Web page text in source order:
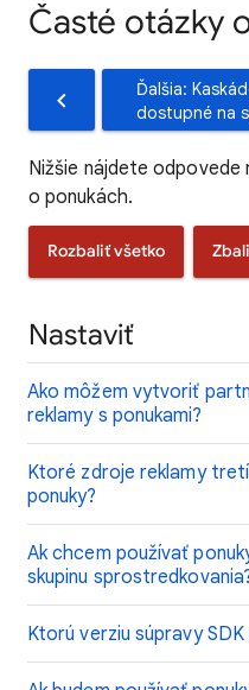
Časté otázky
Ďalšia:
dostupné na
Nižšie nájdete
o ponukách.
Rozbaliť všetko
Nastaviť
Ako môžem vytvoriť
reklamy s ponukami?
Ktoré zdroje reklamy
ponuky?
Ak chcem používať
skupinu
Ktorú verziu súpravy